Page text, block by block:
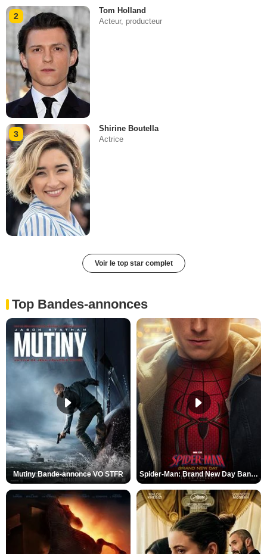
2
Tom Holland
Acteur, producteur
3
Shirine Boutella
Actrice
Voir le top star complet
Top Bandes-annonces
Mutiny Bande-annonce VO STFR Spider-Man: Brand New Day Bande-annonce VO STFR